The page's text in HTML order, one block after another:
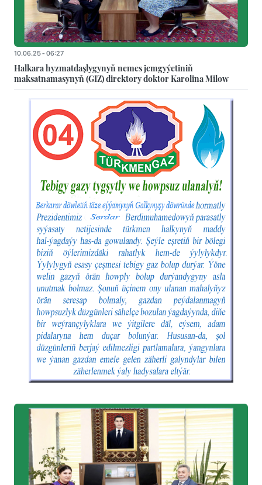
10.06.25 - 06:27
Halkara hyzmatdaşlygynyň nemes jemgyýetiniň
maksatnamasynyň (GIZ) direktory doktor Karolina Milow